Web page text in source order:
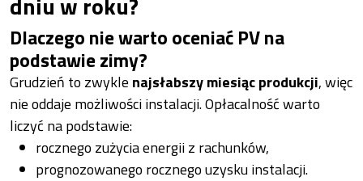
Dlaczego nie warto oceniać PV na
podstawie zimy?
Grudzień to zwykle najsłabszy miesiąc produkcji, więc
nie oddaje możliwości instalacji. Opłacalność warto
liczyć na podstawie:
rocznego zużycia energii z rachunków,
prognozowanego rocznego uzysku instalacji.